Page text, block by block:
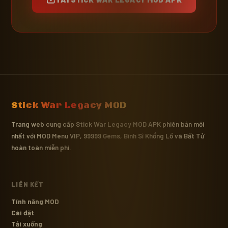
Stick War Legacy MOD
Trang web cung cấp Stick War Legacy MOD APK phiên bản mới
nhất với MOD Menu VIP, 99999 Gems, Binh Sĩ Khổng Lồ và Bất Tử
hoàn toàn miễn phí.
LIÊN KẾT
Tính năng MOD
Cài đặt
Tải xuống